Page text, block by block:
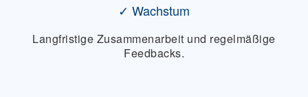
✓ Wachstum
Langfristige Zusammenarbeit und regelmäßige
Feedbacks.